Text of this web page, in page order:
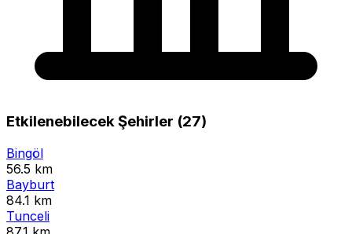
Etkilenebilecek Şehirler (27)
Bingöl
56.5 km
Bayburt
84.1 km
Tunceli